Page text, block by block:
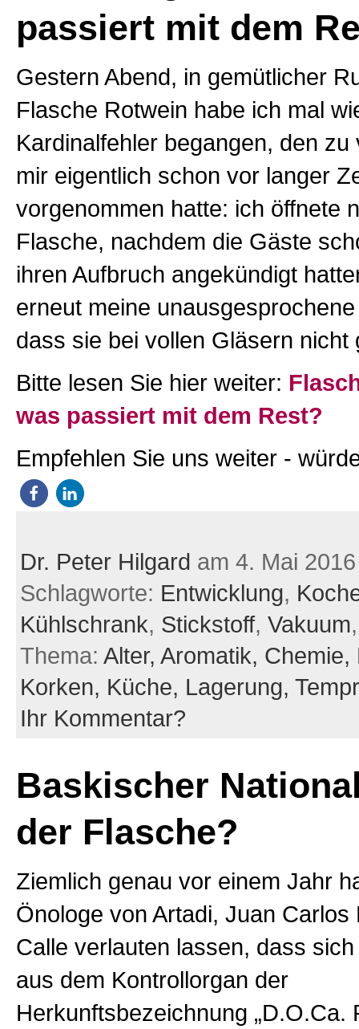
passiert mit dem
Gestern Abend, in gemütlicher
Flasche Rotwein habe ich mal
Kardinalfehler begangen, den zu
mir eigentlich schon vor langer
vorgenommen hatte: ich öffnete
Flasche, nachdem die Gäste
ihren Aufbruch angekündigt
erneut meine
dass sie bei vollen Gläsern nicht
Bitte lesen Sie hier weiter:
was passiert mit dem Rest?
Empfehlen Sie uns weiter -
Dr. Peter Hilgard am 4. Mai 2016
Schlagworte: Entwicklung,
Kühlschrank, Stickstoff, Vakuum
Thema: Alter, Aromatik, Chemie,
Korken, Küche, Lagerung,
Ihr Kommentar?
Baskischer
der Flasche?
Ziemlich genau vor einem Jahr
Önologe von Artadi, Juan Carlos
Calle verlauten lassen, dass
aus dem Kontrollorgan der
Herkunftsbezeichnung „D.O.Ca.